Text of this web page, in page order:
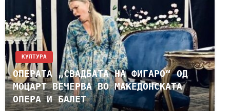
КУЛТУРА
ОПЕРАТА „СВАДБАТА НА ФИГАРО“ ОД
МОЦАРТ ВЕЧЕРВА ВО МАКЕДОНСКАТА
ОПЕРА И БАЛЕТ